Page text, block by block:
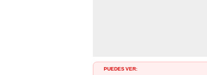
PUEDES VER: